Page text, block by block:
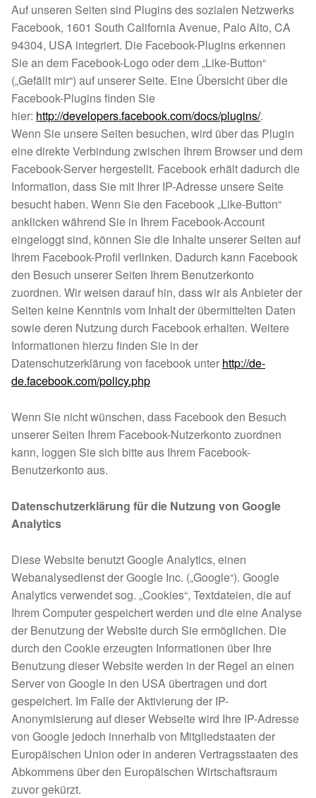
Auf unseren Seiten sind Plugins des sozialen Netzwerks
Facebook, 1601 South California Avenue, Palo Alto, CA
94304, USA integriert. Die Facebook-Plugins erkennen
Sie an dem Facebook-Logo oder dem „Like-Button“
(„Gefällt mir“) auf unserer Seite. Eine Übersicht über die
Facebook-Plugins finden Sie
hier: http://developers.facebook.com/docs/plugins/.
Wenn Sie unsere Seiten besuchen, wird über das Plugin
eine direkte Verbindung zwischen Ihrem Browser und dem
Facebook-Server hergestellt. Facebook erhält dadurch die
Information, dass Sie mit Ihrer IP-Adresse unsere Seite
besucht haben. Wenn Sie den Facebook „Like-Button“
anklicken während Sie in Ihrem Facebook-Account
eingeloggt sind, können Sie die Inhalte unserer Seiten auf
Ihrem Facebook-Profil verlinken. Dadurch kann Facebook
den Besuch unserer Seiten Ihrem Benutzerkonto
zuordnen. Wir weisen darauf hin, dass wir als Anbieter der
Seiten keine Kenntnis vom Inhalt der übermittelten Daten
sowie deren Nutzung durch Facebook erhalten. Weitere
Informationen hierzu finden Sie in der
Datenschutzerklärung von facebook unter http://de-
de.facebook.com/policy.php
Wenn Sie nicht wünschen, dass Facebook den Besuch
unserer Seiten Ihrem Facebook-Nutzerkonto zuordnen
kann, loggen Sie sich bitte aus Ihrem Facebook-
Benutzerkonto aus.
Datenschutzerklärung für die Nutzung von Google
Analytics
Diese Website benutzt Google Analytics, einen
Webanalysedienst der Google Inc. („Google“). Google
Analytics verwendet sog. „Cookies“, Textdateien, die auf
Ihrem Computer gespeichert werden und die eine Analyse
der Benutzung der Website durch Sie ermöglichen. Die
durch den Cookie erzeugten Informationen über Ihre
Benutzung dieser Website werden in der Regel an einen
Server von Google in den USA übertragen und dort
gespeichert. Im Falle der Aktivierung der IP-
Anonymisierung auf dieser Webseite wird Ihre IP-Adresse
von Google jedoch innerhalb von Mitgliedstaaten der
Europäischen Union oder in anderen Vertragsstaaten des
Abkommens über den Europäischen Wirtschaftsraum
zuvor gekürzt.